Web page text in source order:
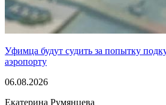
Уфимца будут судить за попытку
аэропорту
06.08.2026
Екатерина Румянцева